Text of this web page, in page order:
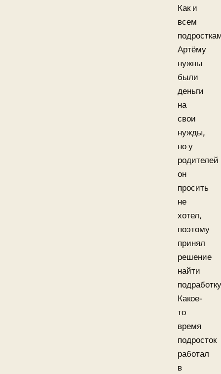
Как и
всем
Артёму
нужны
были
деньги
на
свои
нужды,
но у
родителей
он
просить
не
хотел,
поэтому
принял
решение
найти
Какое-
то
время
подросток
работал
в